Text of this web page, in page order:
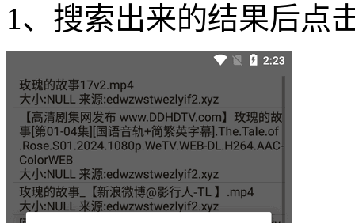
1、搜索出来的结果后点